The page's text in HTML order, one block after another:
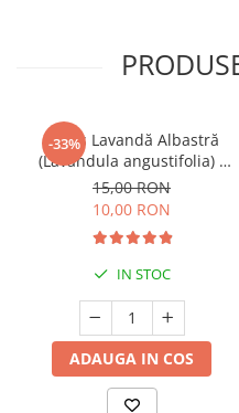
-33%
Butaș Lavandă Albastră
(Lavandula angustifolia) -
Înrădăcinat
15,00 RON
10,00 RON
IN STOC
ADAUGA IN COS